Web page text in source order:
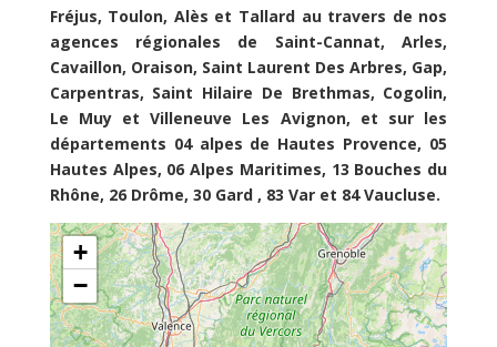
Fréjus, Toulon, Alès et Tallard au travers de nos
agences régionales de Saint-Cannat, Arles,
Cavaillon, Oraison, Saint Laurent Des Arbres, Gap,
Carpentras, Saint Hilaire De Brethmas, Cogolin,
Le Muy et Villeneuve Les Avignon, et sur les
départements 04 alpes de Hautes Provence, 05
Hautes Alpes, 06 Alpes Maritimes, 13 Bouches du
Rhône, 26 Drôme, 30 Gard , 83 Var et 84 Vaucluse.
+
−